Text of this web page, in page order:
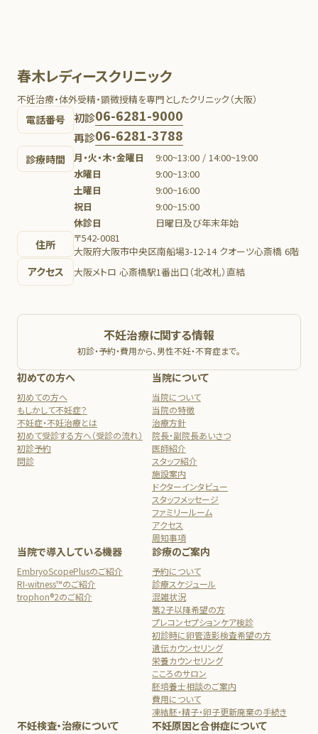
春木レディースクリニック
不妊治療・体外受精・顕微授精を専門としたクリニック（大阪）
電話番号 初診06-6281-9000
再診06-6281-3788
診療時間 月・火・木・金曜日
9:00~13:00 / 14:00~19:00
水曜日
9:00~13:00
土曜日
9:00~16:00
祝日
9:00~15:00
休診日
日曜日及び年末年始
住所
〒542-0081
大阪府大阪市中央区南船場3-12-14 クオーツ心斎橋 6階
アクセス 大阪メトロ 心斎橋駅1番出口（北改札）直結
不妊治療に関する情報
初診・予約・費用から、男性不妊・不育症まで。
初めての方へ
初めての方へ
もしかして不妊症？
不妊症・不妊治療とは
初めて受診する方へ（受診の流れ）
初診予約
問診
当院について
当院について
当院の特徴
治療方針
院長・副院長あいさつ
医師紹介
スタッフ紹介
施設案内
ドクターインタビュー
スタッフメッセージ
ファミリールーム
アクセス
周知事項
当院で導入している機器
EmbryoScopePlusのご紹介
RI-witness™のご紹介
trophon®2のご紹介
診療のご案内
予約について
診療スケジュール
混雑状況
第2子以降希望の方
プレコンセプションケア検診
初診時に卵管造影検査希望の方
遺伝カウンセリング
栄養カウンセリング
こころのサロン
胚培養士相談のご案内
費用について
凍結胚・精子・卵子更新廃棄の手続き
不妊検査・治療について 不妊原因と合併症について